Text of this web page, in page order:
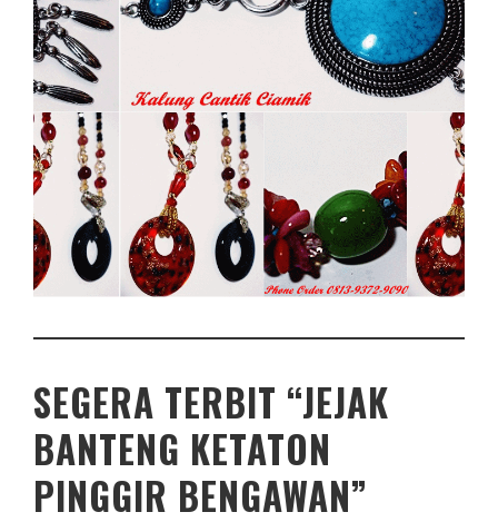
SEGERA TERBIT “JEJAK
BANTENG KETATON
PINGGIR BENGAWAN”